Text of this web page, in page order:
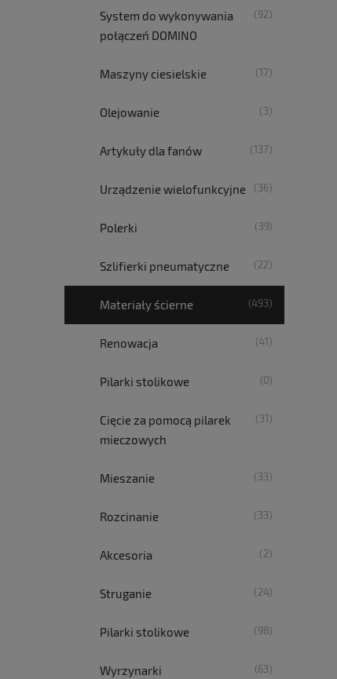
System do wykonywania
połączeń DOMINO
(92)
Maszyny ciesielskie (17)
Olejowanie (3)
Artykuły dla fanów (137)
Urządzenie wielofunkcyjne (36)
Polerki (39)
Szlifierki pneumatyczne (22)
Materiały ścierne (493)
Renowacja (41)
Pilarki stolikowe (0)
Cięcie za pomocą pilarek
mieczowych
(31)
Mieszanie (33)
Rozcinanie (33)
Akcesoria (2)
Struganie (24)
Pilarki stolikowe (98)
Wyrzynarki (63)